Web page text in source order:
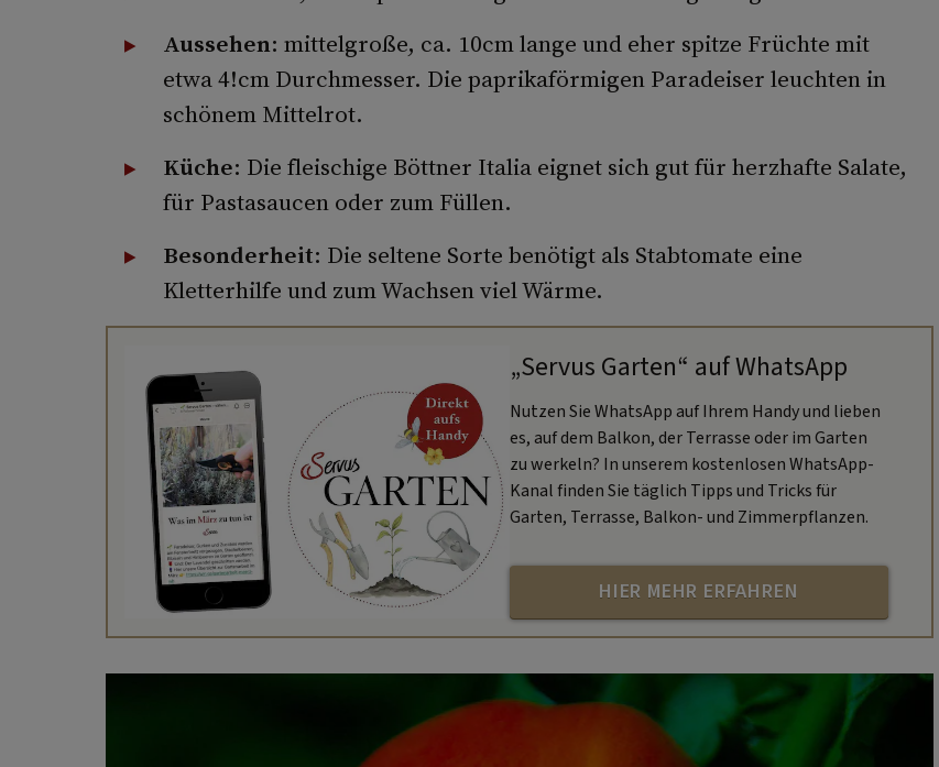
Aussehen: mittelgroße, ca. 10cm lange und eher spitze Früchte mit
etwa 4!cm Durchmesser. Die paprikaförmigen Paradeiser leuchten in
schönem Mittelrot.
Küche: Die fleischige Böttner Italia eignet sich gut für herzhafte Salate,
für Pastasaucen oder zum Füllen.
Besonderheit: Die seltene Sorte benötigt als Stabtomate eine
Kletterhilfe und zum Wachsen viel Wärme.
„Servus Garten“ auf WhatsApp
Nutzen Sie WhatsApp auf Ihrem Handy und lieben
es, auf dem Balkon, der Terrasse oder im Garten
zu werkeln? In unserem kostenlosen WhatsApp-
Kanal finden Sie täglich Tipps und Tricks für
Garten, Terrasse, Balkon- und Zimmerpflanzen.
HIER MEHR ERFAHREN